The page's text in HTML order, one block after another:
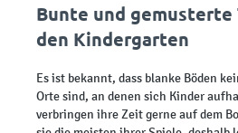
Bunte und gemusterte
den Kindergarten
Es ist bekannt, dass blanke Böden
Orte sind, an denen sich Kinder
verbringen ihre Zeit gerne auf dem